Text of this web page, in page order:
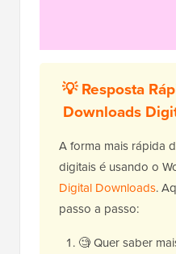
💡 Resposta
Downloads
A forma mais rápida
digitais é usando o
Digital Downloads.
passo a passo:
🧐 Quer saber